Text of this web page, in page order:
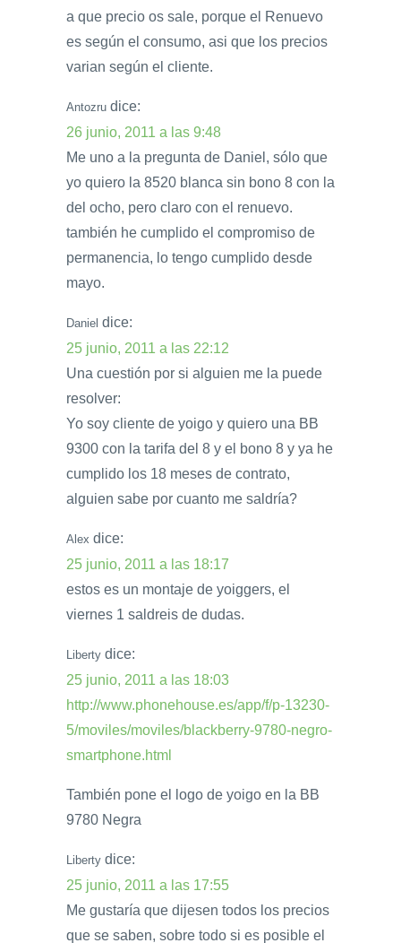
a que precio os sale, porque el Renuevo
es según el consumo, asi que los precios
varian según el cliente.
Antozru dice:
26 junio, 2011 a las 9:48
Me uno a la pregunta de Daniel, sólo que
yo quiero la 8520 blanca sin bono 8 con la
del ocho, pero claro con el renuevo.
también he cumplido el compromiso de
permanencia, lo tengo cumplido desde
mayo.
Daniel dice:
25 junio, 2011 a las 22:12
Una cuestión por si alguien me la puede
resolver:
Yo soy cliente de yoigo y quiero una BB
9300 con la tarifa del 8 y el bono 8 y ya he
cumplido los 18 meses de contrato,
alguien sabe por cuanto me saldría?
Alex dice:
25 junio, 2011 a las 18:17
estos es un montaje de yoiggers, el
viernes 1 saldreis de dudas.
Liberty dice:
25 junio, 2011 a las 18:03
http://www.phonehouse.es/app/f/p-13230-
5/moviles/moviles/blackberry-9780-negro-
smartphone.html
También pone el logo de yoigo en la BB
9780 Negra
Liberty dice:
25 junio, 2011 a las 17:55
Me gustaría que dijesen todos los precios
que se saben, sobre todo si es posible el